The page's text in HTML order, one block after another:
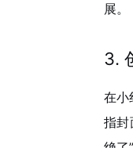
展。
3.
在小
指封